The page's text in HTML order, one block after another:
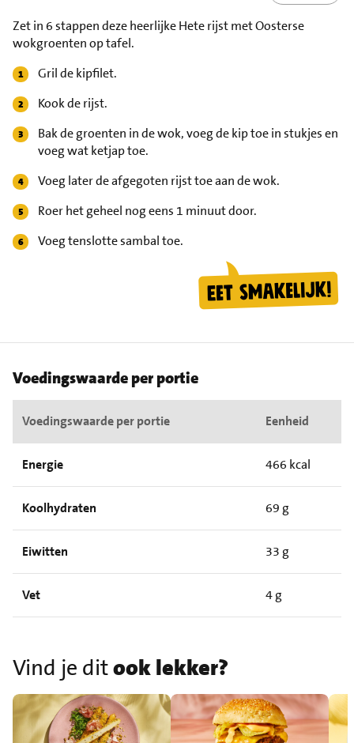
Zet in 6 stappen deze heerlijke Hete rijst met Oosterse
wokgroenten op tafel.
Gril de kipfilet.
Kook de rijst.
Bak de groenten in de wok, voeg de kip toe in stukjes en
voeg wat ketjap toe.
Voeg later de afgegoten rijst toe aan de wok.
Roer het geheel nog eens 1 minuut door.
Voeg tenslotte sambal toe.
Voedingswaarde per portie
Voedingswaarde per portie Eenheid
Energie 466 kcal
Koolhydraten 69 g
Eiwitten 33 g
Vet 4 g
Vind je ditook lekker?